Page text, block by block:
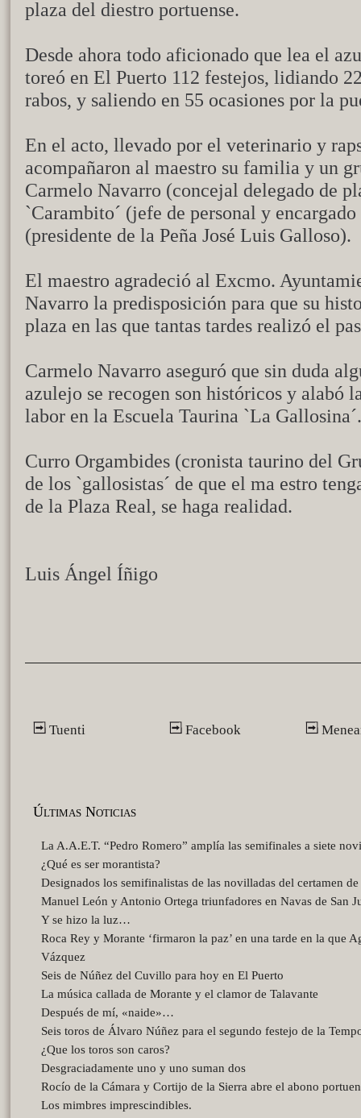
plaza del diestro portuense.
Desde ahora todo aficionado que lea el
toreó en El Puerto 112 festejos, lidiando
rabos, y saliendo en 55 ocasiones por la
En el acto, llevado por el veterinario y
acompañaron al maestro su familia y un
Carmelo Navarro (concejal delegado de
`Carambito´ (jefe de personal y
(presidente de la Peña José Luis Galloso).
El maestro agradeció al Excmo.
Navarro la predisposición para que su
plaza en las que tantas tardes realizó el
Carmelo Navarro aseguró que sin duda
azulejo se recogen son históricos y alabó
labor en la Escuela Taurina `La Gallosina´.
Curro Orgambides (cronista taurino del
de los `gallosistas´ de que el ma estro
de la Plaza Real, se haga realidad.
Luis Ángel Íñigo
Tuenti Facebook
Últimas Noticias
La A.A.E.T. “Pedro Romero” amplía las semifinales a siete
¿Qué es ser morantista?
Designados los semifinalistas de las novilladas del certamen
Manuel León y Antonio Ortega triunfadores en Navas de San
Y se hizo la luz…
Roca Rey y Morante ‘firmaron la paz’ en una tarde en la que
Vázquez
Seis de Núñez del Cuvillo para hoy en El Puerto
La música callada de Morante y el clamor de Talavante
Después de mí, «naide»…
Seis toros de Álvaro Núñez para el segundo festejo de la
¿Que los toros son caros?
Desgraciadamente uno y uno suman dos
Rocío de la Cámara y Cortijo de la Sierra abre el abono
Los mimbres imprescindibles.